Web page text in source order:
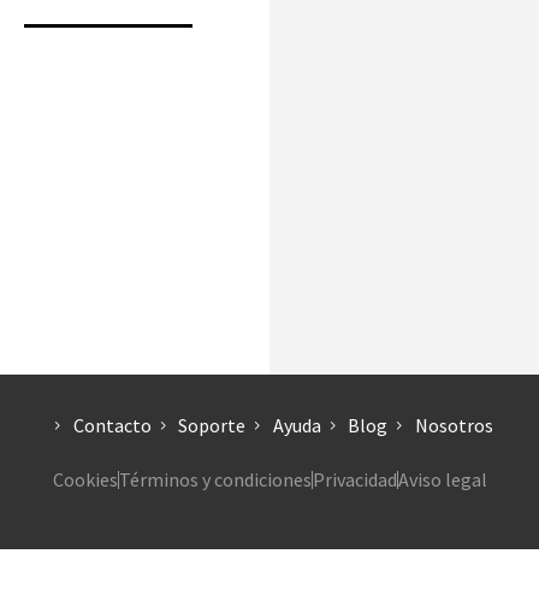
Contacto Soporte Ayuda Blog Nosotros
CookiesTérminos y condicionesPrivacidadAviso legal